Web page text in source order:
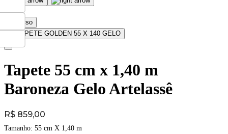
Tapete 55 cm x 1,40 m
Baroneza Gelo Artelassê
Price:
R$ 859,00
Tamanho: 55 cm X 1,40 m